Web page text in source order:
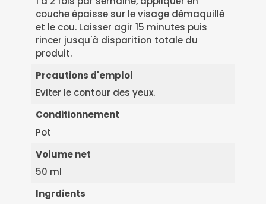
complémentaires
couche épaisse sur le visage démaquillé
et le cou. Laisser agir 15 minutes puis
rincer jusqu'à disparition totale du
produit.
Prcautions d'emploi
Eviter le contour des yeux.
Conditionnement
Pot
Volume net
50 ml
Ingrdients